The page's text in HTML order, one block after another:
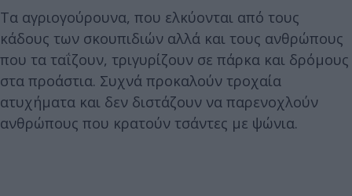
Τα αγριογούρουνα, που ελκύονται από τους
κάδους των σκουπιδιών αλλά και τους ανθρώπους
που τα ταΐζουν, τριγυρίζουν σε πάρκα και δρόμους
στα προάστια. Συχνά προκαλούν τροχαία
ατυχήματα και δεν διστάζουν να παρενοχλούν
ανθρώπους που κρατούν τσάντες με ψώνια.